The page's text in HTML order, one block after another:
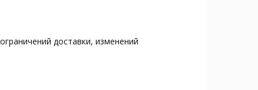
доставки, изменений